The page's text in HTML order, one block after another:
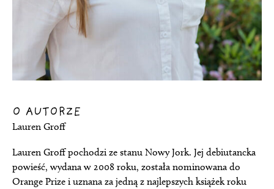
O AUTORZE
Lauren Groff
Lauren Groff pochodzi ze stanu Nowy Jork. Jej debiutancka
powieść, wydana w 2008 roku, została nominowana do
Orange Prize i uznana za jedną z najlepszych książek roku